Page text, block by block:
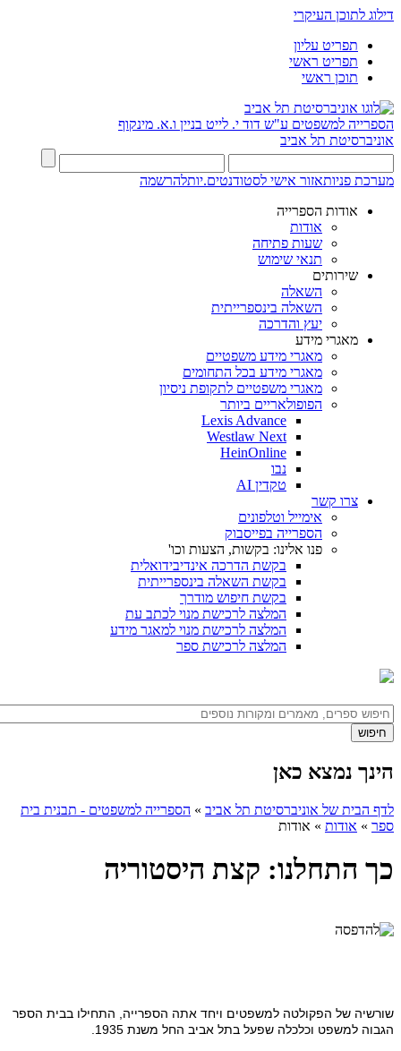
דילוג לתוכן העיקרי
תפריט עליון
תפריט ראשי
תוכן ראשי
הספרייה למשפטים ע"ש דוד י. לייט בניין ו.א. מינקוף
אוניברסיטת תל אביב
מערכת פניותאזור אישי לסטודנטים.יותלהרשמה
אודות הספרייה
אודות
שעות פתיחה
תנאי שימוש
שירותים
השאלה
השאלה בינספרייתית
יעץ והדרכה
מאגרי מידע
מאגרי מידע משפטיים
מאגרי מידע בכל התחומים
מאגרי משפטיים לתקופת ניסיון
הפופולאריים ביותר
Lexis Advance
Westlaw Next
HeinOnline
נבו
טקדין AI
צרו קשר
אימייל וטלפונים
הספרייה בפייסבוק
פנו אלינו: בקשות, הצעות וכו'
בקשת הדרכה אינדיבידואלית
בקשת השאלה בינספרייתית
בקשת חיפוש מודרך
המלצה לרכישת מנוי לכתב עת
המלצה לרכישת מנוי למאגר מידע
המלצה לרכישת ספר
הינך נמצא כאן
לדף הבית של אוניברסיטת תל אביב » הספרייה למשפטים - תבנית בית
ספר » אודות » אודות
כך התחלנו: קצת היסטוריה
שורשיה של הפקולטה למשפטים ויחד אתה הספרייה, התחילו בבית הספר
הגבוה למשפט וכלכלה שפעל בתל אביב החל משנת 1935.